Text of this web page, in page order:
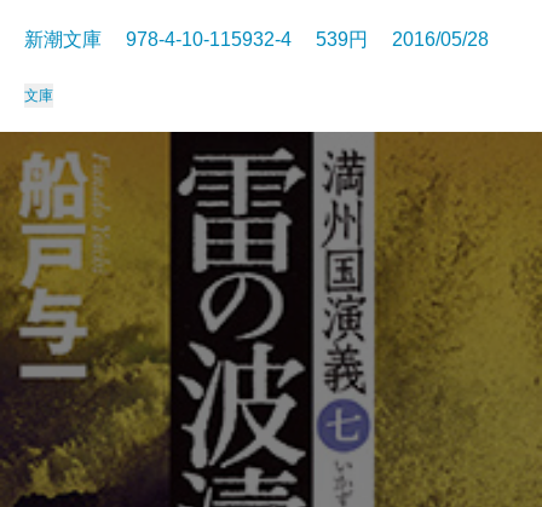
新潮文庫 978-4-10-115932-4 539円 2016/05/28
文庫